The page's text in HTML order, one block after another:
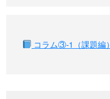
コラム③-1（課題編